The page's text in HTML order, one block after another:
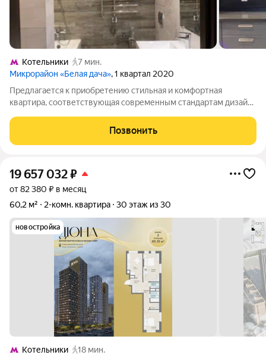
Котельники
7 мин.
Микрорайон «Белая дача», 1 квартал 2020
Предлагается к приобретению стильная и комфортная
квартира, соответствующая современным стандартам дизайна
улица Строителей, дом 5. Объект расположен в районе с
хорошо развитой
Позвонить
19 657 032₽
от 82 380 ₽ в месяц
60,2 м²
2-комн. квартира 30 этаж из 30
новостройка
Котельники
18 мин.